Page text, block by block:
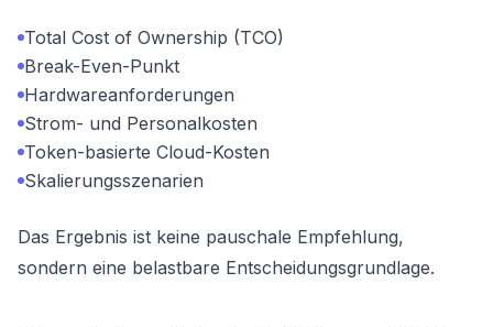
Total Cost of Ownership (TCO)
Break-Even-Punkt
Hardwareanforderungen
Strom- und Personalkosten
Token-basierte Cloud-Kosten
Skalierungsszenarien
Das Ergebnis ist keine pauschale Empfehlung,
sondern eine belastbare Entscheidungsgrundlage.